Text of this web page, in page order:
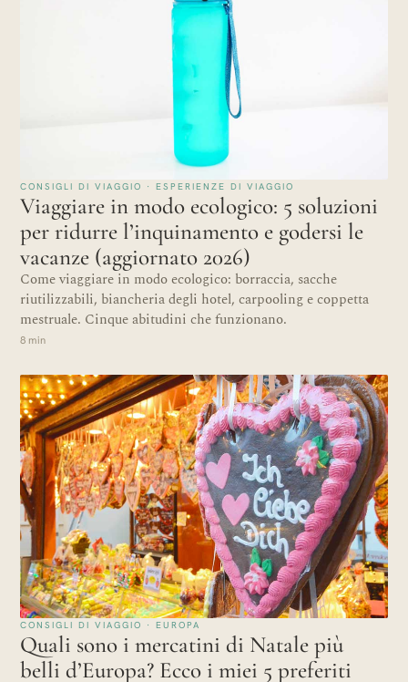
CONSIGLI DI VIAGGIO · ESPERIENZE DI VIAGGIO
Viaggiare in modo ecologico: 5 soluzioni
per ridurre l’inquinamento e godersi le
vacanze (aggiornato 2026)
Come viaggiare in modo ecologico: borraccia, sacche
riutilizzabili, biancheria degli hotel, carpooling e coppetta
mestruale. Cinque abitudini che funzionano.
8 min
CONSIGLI DI VIAGGIO · EUROPA
Quali sono i mercatini di Natale più
belli d’Europa? Ecco i miei 5 preferiti